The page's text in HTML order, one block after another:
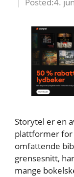
Storytel er en
plattformer for
omfattende
grensesnitt,
mange